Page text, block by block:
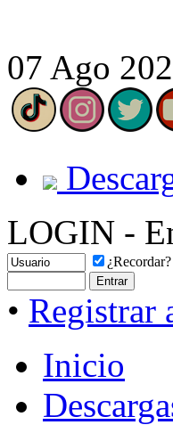
07 Ago
LOGIN -
¿Recordar?
• Registrar
Inicio